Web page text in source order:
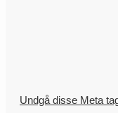
Undgå disse Meta